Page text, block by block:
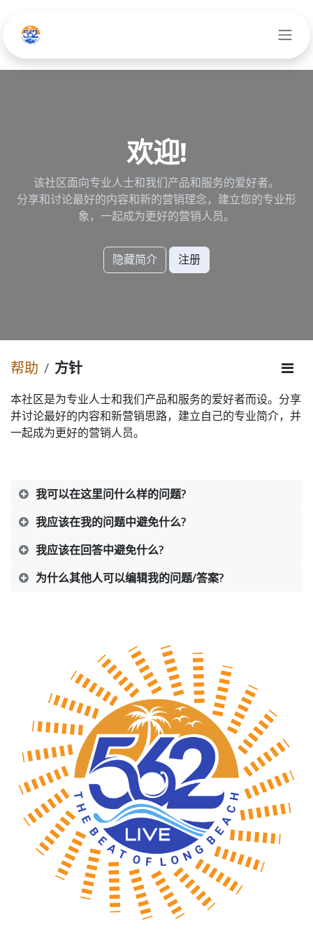
欢迎!
该社区面向专业人士和我们产品和服务的爱好者。
分享和讨论最好的内容和新的营销理念，建立您的专业形
象，一起成为更好的营销人员。
隐藏简介 注册
帮助 方针
本社区是为专业人士和我们产品和服务的爱好者而设。分享
并讨论最好的内容和新营销思路，建立自己的专业简介，并
一起成为更好的营销人员。
我可以在这里问什么样的问题?
我应该在我的问题中避免什么?
我应该在回答中避免什么?
为什么其他人可以编辑我的问题/答案?